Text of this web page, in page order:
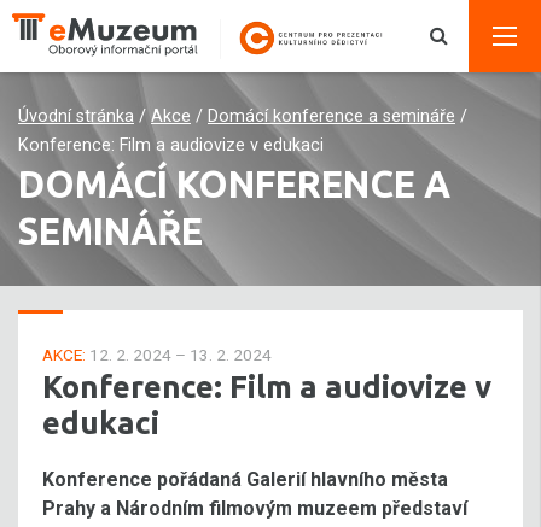
Úvodní stránka / Akce / Domácí konference a semináře /
Konference: Film a audiovize v edukaci
DOMÁCÍ KONFERENCE A
SEMINÁŘE
AKCE: 12. 2. 2024 – 13. 2. 2024
Konference: Film a audiovize v
edukaci
Konference pořádaná Galerií hlavního města
Prahy a Národním filmovým muzeem představí